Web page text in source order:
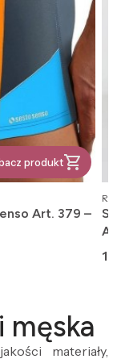
produkt
Art. 379 –
męska
materiały,